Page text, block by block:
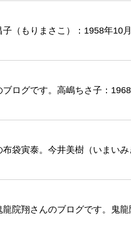
子（もりまさこ）：1958年
ブログです。高嶋ちさ子：
袋寅泰。今井美樹（いまい
院翔さんのブログです。鬼龍